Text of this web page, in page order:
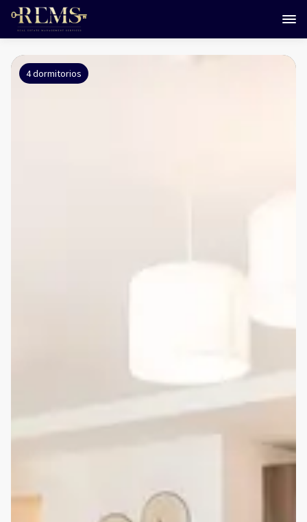
4 dormitorios